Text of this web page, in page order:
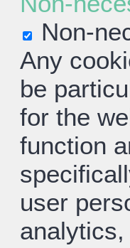
Non-
Any
be
for the
function
user